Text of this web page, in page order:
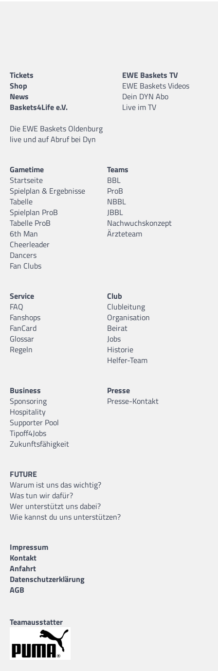
Tickets
Shop
News
Baskets4Life e.V.
Die EWE Baskets Oldenburg
live und auf Abruf bei Dyn
EWE Baskets TV
EWE Baskets Videos
Dein DYN Abo
Live im TV
Gametime
Startseite
Spielplan & Ergebnisse
Tabelle
Spielplan ProB
Tabelle ProB
6th Man
Cheerleader
Dancers
Fan Clubs
Teams
BBL
ProB
NBBL
JBBL
Nachwuchskonzept
Ärzteteam
Service
FAQ
Fanshops
FanCard
Glossar
Regeln
Club
Clubleitung
Organisation
Beirat
Jobs
Historie
Helfer-Team
Business
Sponsoring
Hospitality
Supporter Pool
Tipoff4Jobs
Zukunftsfähigkeit
Presse
Presse-Kontakt
FUTURE
Warum ist uns das wichtig?
Was tun wir dafür?
Wer unterstützt uns dabei?
Wie kannst du uns unterstützen?
Impressum
Kontakt
Anfahrt
Datenschutzerklärung
AGB
Teamausstatter